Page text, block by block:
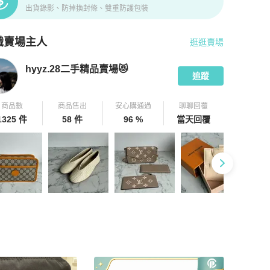
出貨錄影、防掉換封條、雙重防護包裝
賣場主人
拍拍圈嚴選賣家 介紹
逛逛賣場
hyyz.28二手精品賣場😻
追蹤
商品數
件
商品售出
58 件
安心購通過
96 %
聊聊回覆
當天回覆